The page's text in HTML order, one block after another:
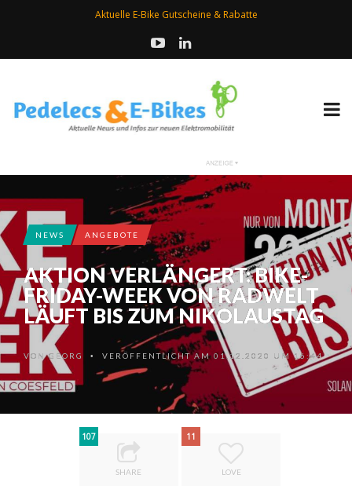
Aktuelle E-Bike Gutscheine & Rabatte
NEWS ANGEBOTE
AKTION VERLÄNGERT: BIKE-
FRIDAY-WEEK VON RADWELT
LÄUFT BIS ZUM NIKOLAUSTAG
VONGEORG • VERÖFFENTLICHT AM 01.12.2020 UM 16:44
107
SHARE
11
LOVE